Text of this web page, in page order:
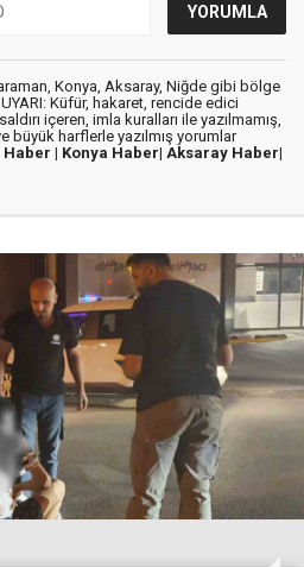
Konya, Aksaray, Niğde gibi bölge
Küfür, hakaret, rencide edici
içeren, imla kuralları ile yazılmamış,
büyük harflerle yazılmış yorumlar
| Konya Haber| Aksaray Haber|